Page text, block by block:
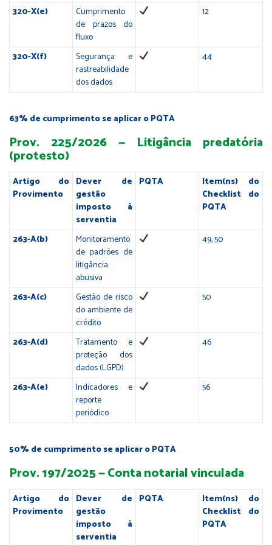
320-X(e)
Cumprimento
de prazos do
fluxo
12
320-X(f)
Segurança e
rastreabilidade
dos dados
44
63% de cumprimento se aplicar o PQTA
Prov. 225/2026 — Litigância predatória
(protesto)
Artigo do
Provimento
Dever de
gestão
imposto à
serventia
PQTA
Item(ns) do
Checklist do
PQTA
263-A(b)
Monitoramento
de padrões de
litigância
abusiva
49, 50
263-A(c)
Gestão de risco
do ambiente de
crédito
50
263-A(d)
Tratamento e
proteção dos
dados (LGPD)
46
263-A(e)
Indicadores e
reporte
periódico
56
50% de cumprimento se aplicar o PQTA
Prov. 197/2025 — Conta notarial vinculada
Artigo do
Provimento
Dever de
gestão
imposto à
serventia
PQTA
Item(ns) do
Checklist do
PQTA